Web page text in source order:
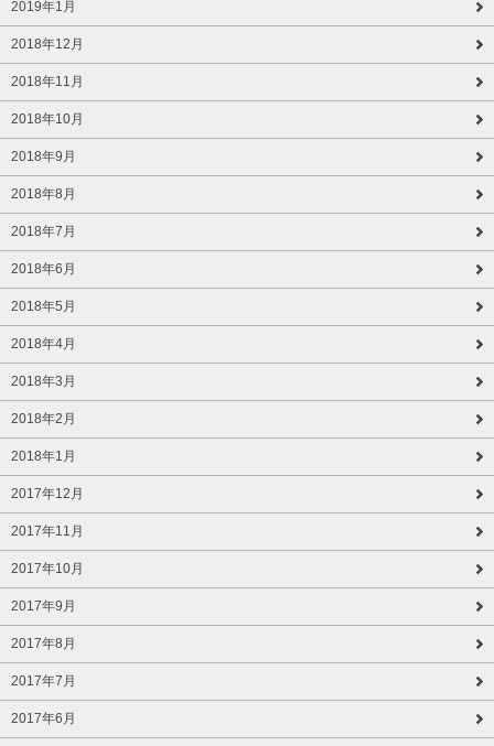
2019年1月
2018年12月
2018年11月
2018年10月
2018年9月
2018年8月
2018年7月
2018年6月
2018年5月
2018年4月
2018年3月
2018年2月
2018年1月
2017年12月
2017年11月
2017年10月
2017年9月
2017年8月
2017年7月
2017年6月